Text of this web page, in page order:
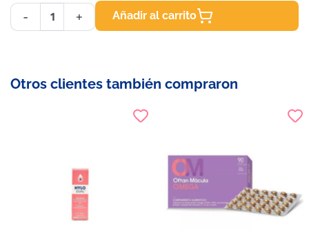
- + Añadir al carrito
Otros clientes también compraron